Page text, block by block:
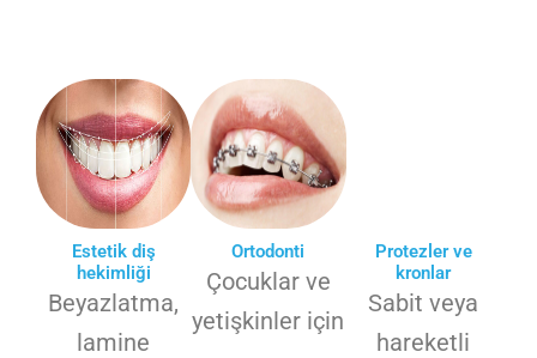
Estetik diş
hekimliği
Beyazlatma,
lamine
Ortodonti
Çocuklar ve
yetişkinler için
Protezler ve
kronlar
Sabit veya
hareketli